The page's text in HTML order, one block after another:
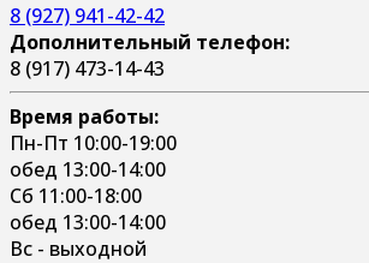
8 (927) 941-42-42
Дополнительный телефон:
8 (917) 473-14-43
Время работы:
Пн-Пт 10:00-19:00
обед 13:00-14:00
Сб 11:00-18:00
обед 13:00-14:00
Вс - выходной